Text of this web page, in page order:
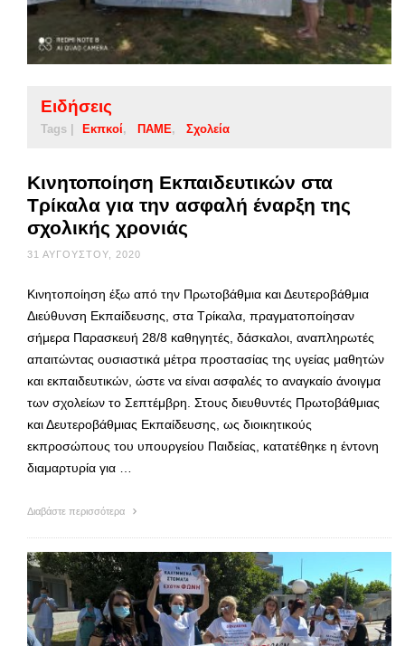
Ειδήσεις
Tags | Εκπκοί ΠΑΜΕ Σχολεία
Κινητοποίηση Εκπαιδευτικών στα
Τρίκαλα για την ασφαλή έναρξη της
σχολικής χρονιάς
31 ΑΥΓΟΎΣΤΟΥ, 2020
Κινητοποίηση έξω από την Πρωτοβάθμια και Δευτεροβάθμια
Διεύθυνση Εκπαίδευσης, στα Τρίκαλα, πραγματοποίησαν
σήμερα Παρασκευή 28/8 καθηγητές, δάσκαλοι, αναπληρωτές
απαιτώντας ουσιαστικά μέτρα προστασίας της υγείας μαθητών
και εκπαιδευτικών, ώστε να είναι ασφαλές το αναγκαίο άνοιγμα
των σχολείων το Σεπτέμβρη. Στους διευθυντές Πρωτοβάθμιας
και Δευτεροβάθμιας Εκπαίδευσης, ως διοικητικούς
εκπροσώπους του υπουργείου Παιδείας, κατατέθηκε η έντονη
διαμαρτυρία για …
Διαβάστε περισσότερα